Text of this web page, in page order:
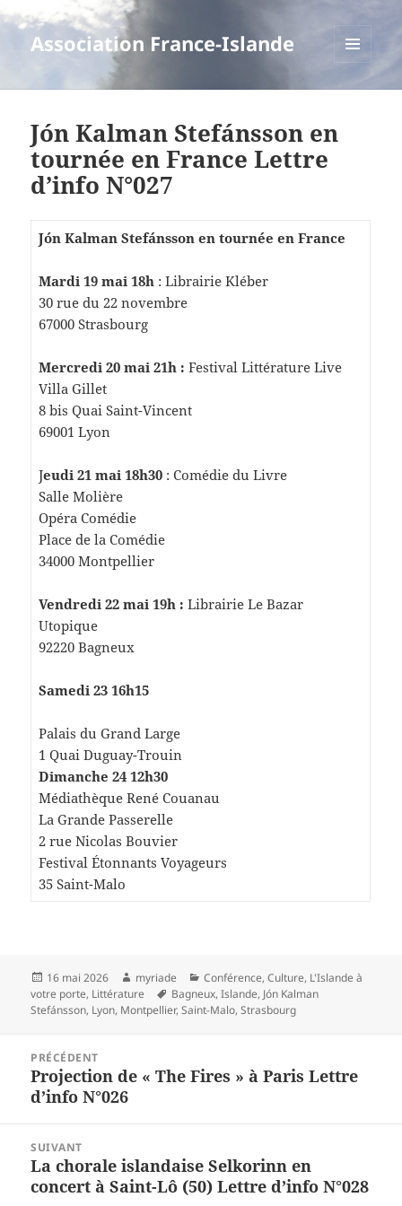
Association France-Islande
Jón Kalman Stefánsson en
tournée en France Lettre
d’info N°027
Jón Kalman Stefánsson en tournée en France
Mardi 19 mai 18h: Librairie Kléber
30 rue du 22 novembre
67000 Strasbourg
Mercredi 20 mai 21h : Festival Littérature Live
Villa Gillet
8 bis Quai Saint-Vincent
69001 Lyon
Jeudi 21 mai 18h30: Comédie du Livre
Salle Molière
Opéra Comédie
Place de la Comédie
34000 Montpellier
Vendredi 22 mai 19h : Librairie Le Bazar
Utopique
92220 Bagneux
Samedi 23 16h15
Palais du Grand Large
1 Quai Duguay-Trouin
Dimanche 24 12h30
Médiathèque René Couanau
La Grande Passerelle
2 rue Nicolas Bouvier
Festival Étonnants Voyageurs
35 Saint-Malo
Publié
le
16 mai 2026 Auteur
myriade Catégories
Conférence,Culture, L'Islande à
votre porte, Littérature
Mots-
clés
Bagneux,Islande, Jón Kalman
Stefánsson, Lyon, Montpellier,Saint-Malo,Strasbourg
l’article
PRÉCÉDENT
Article
précédent :
Projection de « The Fires » à Paris Lettre
d’info N°026
SUIVANT
Article
suivant :
La chorale islandaise Selkorinn en
concert à Saint-Lô (50) Lettre d’info N°028